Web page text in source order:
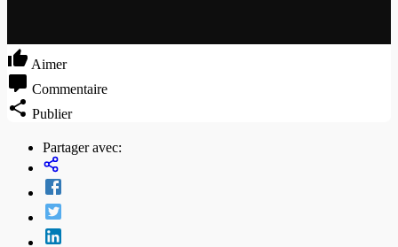
Aimer
Commentaire
Publier
Partager avec: